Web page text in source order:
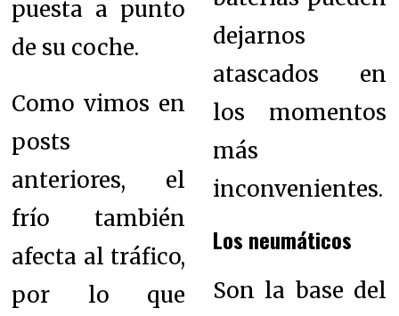
puesta a punto
de su coche.
Como vimos en
posts
anteriores, el
frío también
afecta al tráfico,
por lo que
dejarnos
atascados en
los momentos
más
inconvenientes.
Los neumáticos
Son la base del